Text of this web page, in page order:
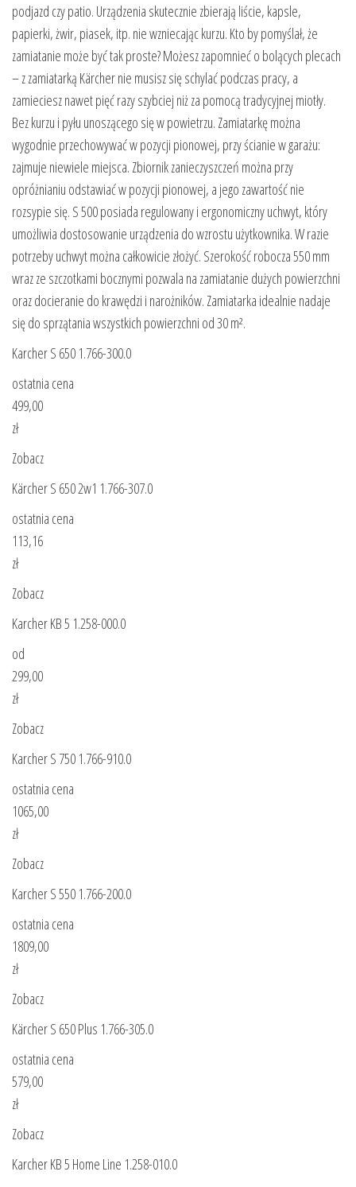
podjazd czy patio. Urządzenia skutecznie zbierają liście, kapsle,
papierki, żwir, piasek, itp. nie wzniecając kurzu. Kto by pomyślał, że
zamiatanie może być tak proste? Możesz zapomnieć o bolących plecach
– z zamiatarką Kärcher nie musisz się schylać podczas pracy, a
zamieciesz nawet pięć razy szybciej niż za pomocą tradycyjnej miotły.
Bez kurzu i pyłu unoszącego się w powietrzu. Zamiatarkę można
wygodnie przechowywać w pozycji pionowej, przy ścianie w garażu:
zajmuje niewiele miejsca. Zbiornik zanieczyszczeń można przy
opróżnianiu odstawiać w pozycji pionowej, a jego zawartość nie
rozsypie się. S 500 posiada regulowany i ergonomiczny uchwyt, który
umożliwia dostosowanie urządzenia do wzrostu użytkownika. W razie
potrzeby uchwyt można całkowicie złożyć. Szerokość robocza 550 mm
wraz ze szczotkami bocznymi pozwala na zamiatanie dużych powierzchni
oraz docieranie do krawędzi i narożników. Zamiatarka idealnie nadaje
się do sprzątania wszystkich powierzchni od 30 m².
Karcher S 650 1.766-300.0
ostatnia cena
499,00
zł
Zobacz
Kärcher S 650 2w1 1.766-307.0
ostatnia cena
113,16
zł
Zobacz
Karcher KB 5 1.258-000.0
od
299,00
zł
Zobacz
Karcher S 750 1.766-910.0
ostatnia cena
1065,00
zł
Zobacz
Karcher S 550 1.766-200.0
ostatnia cena
1809,00
zł
Zobacz
Kärcher S 650 Plus 1.766-305.0
ostatnia cena
579,00
zł
Zobacz
Karcher KB 5 Home Line 1.258-010.0